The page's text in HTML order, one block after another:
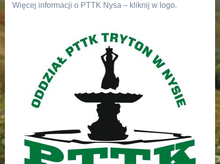
Więcej informacji o PTTK Nysa – kliknij w logo.